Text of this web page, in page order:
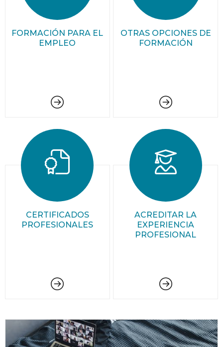
FORMACIÓN PARA EL
EMPLEO
OTRAS OPCIONES DE
FORMACIÓN
CERTIFICADOS
PROFESIONALES
ACREDITAR LA
EXPERIENCIA
PROFESIONAL